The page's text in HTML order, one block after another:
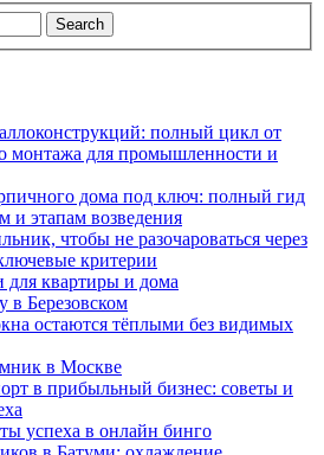
полный цикл от
монтажа для промышленности и
дома под ключ: полный гид
и этапам возведения
чтобы не разочароваться через
критерии
для квартиры и дома
в Березовском
остаются тёплыми без видимых
в Москве
в прибыльный бизнес: советы и
успеха в онлайн бинго